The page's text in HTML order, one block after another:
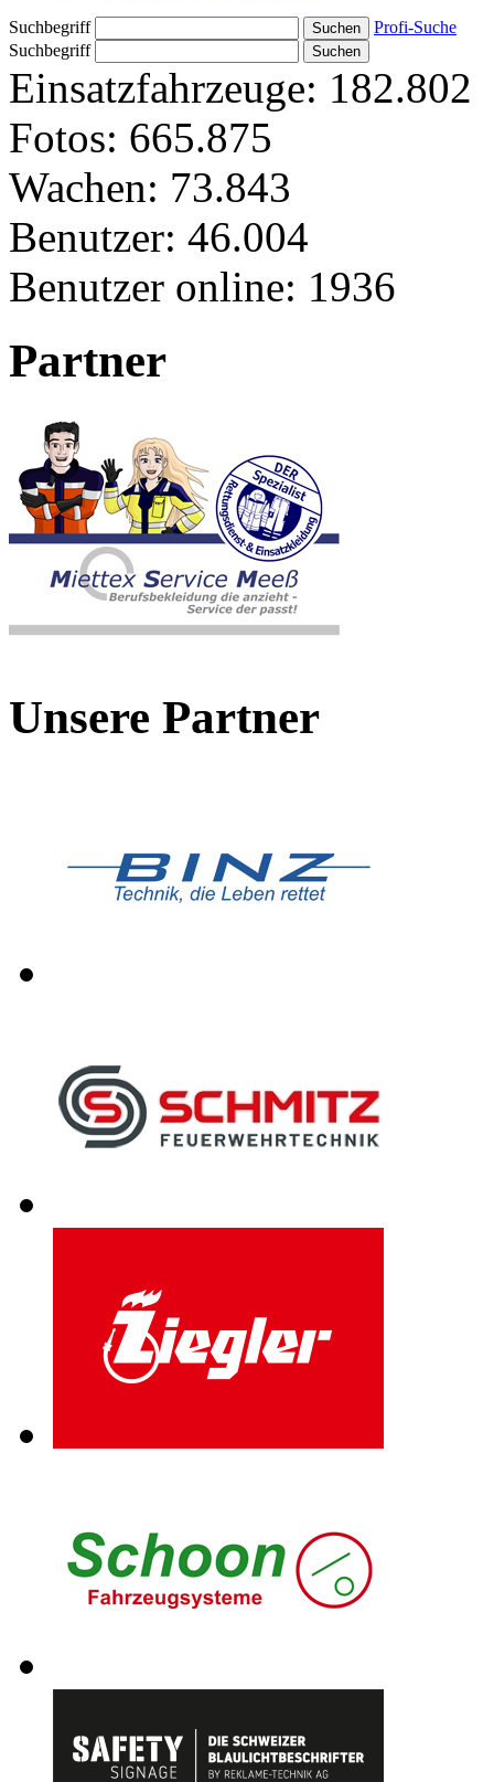
Suchbegriff
Profi-Suche
Suchbegriff
Einsatzfahrzeuge: 182.802
Fotos: 665.875
Wachen: 73.843
Benutzer: 46.004
Benutzer online: 1936
Partner
Unsere Partner